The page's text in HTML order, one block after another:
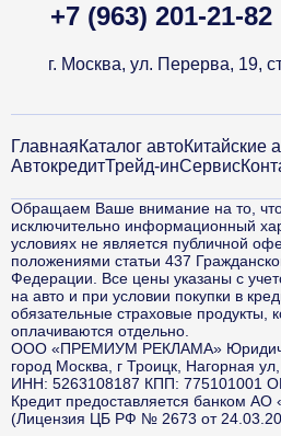
+7 (963) 201-21-82
г. Москва, ул. Перерва, 19,
ГлавнаяКаталог автоКитайские
АвтокредитТрейд-инСервис
Обращаем Ваше внимание на то,
исключительно информационный
условиях не является публичной
положениями статьи 437
Федерации. Все цены указаны с
на авто и при условии покупки в
обязательные страховые продукты,
оплачиваются отдельно.
ООО «ПРЕМИУМ РЕКЛАМА»
город Москва, г Троицк, Нагорная
ИНН: 5263108187 КПП: 775101001
Кредит предоставляется банком
(Лицензия ЦБ РФ № 2673 от